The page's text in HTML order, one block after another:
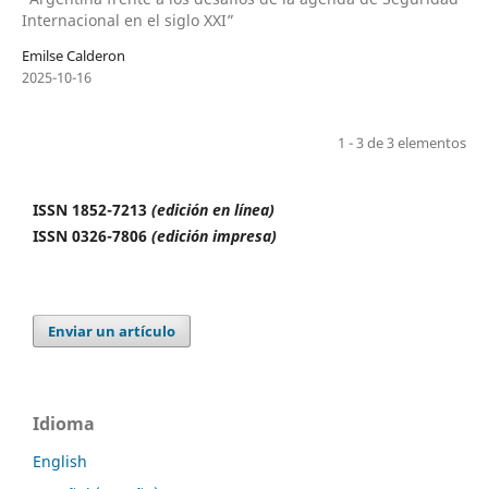
Internacional en el siglo XXI”
Emilse Calderon
2025-10-16
1 - 3 de 3 elementos
ISSN 1852-7213 (edición en línea)
ISSN 0326-7806 (edición impresa)
Enviar un artículo
Idioma
English